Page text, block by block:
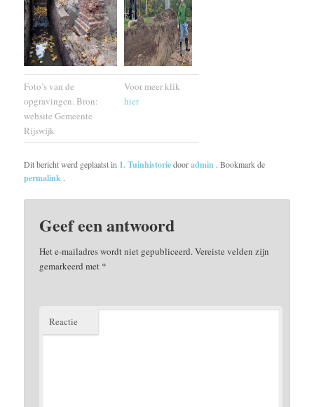
Foto’s van de
opgravingen. Bron:
website Gemeente
Rijswijk
Voor meer klik
hier
Dit bericht werd geplaatst in 1. Tuinhistoriedooradmin . Bookmark de
permalink .
Geef een antwoord
Het e-mailadres wordt niet gepubliceerd.Vereiste velden zijn
gemarkeerd met *
Reactie